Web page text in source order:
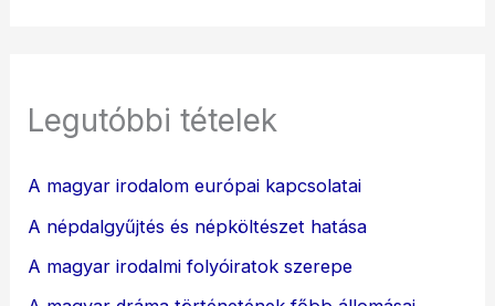
Legutóbbi tételek
A magyar irodalom európai kapcsolatai
A népdalgyűjtés és népköltészet hatása
A magyar irodalmi folyóiratok szerepe